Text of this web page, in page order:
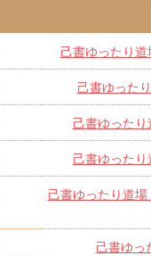
己書ゆったり
己書ゆった
己書ゆった
己書ゆった
己書ゆったり道
己書ゆっ